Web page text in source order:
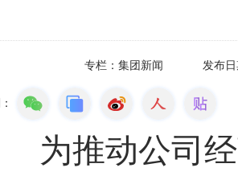
专栏： 集团新闻 发布
为推动公司